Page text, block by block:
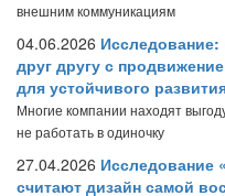
внешним коммуникациям
04.06.2026
друг другу с
для устойчивого
Многие компании находят
не работать в одиночку
27.04.2026 Исследование
считают дизайн самой